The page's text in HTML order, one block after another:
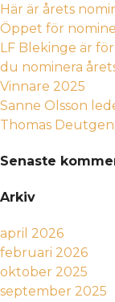
Här är årets
Öppet för
LF Blekinge är
du nominera
Vinnare 2025
Sanne Olsson
Thomas Deutgen
Senaste
Arkiv
april 2026
februari 2026
oktober 2025
september 2025